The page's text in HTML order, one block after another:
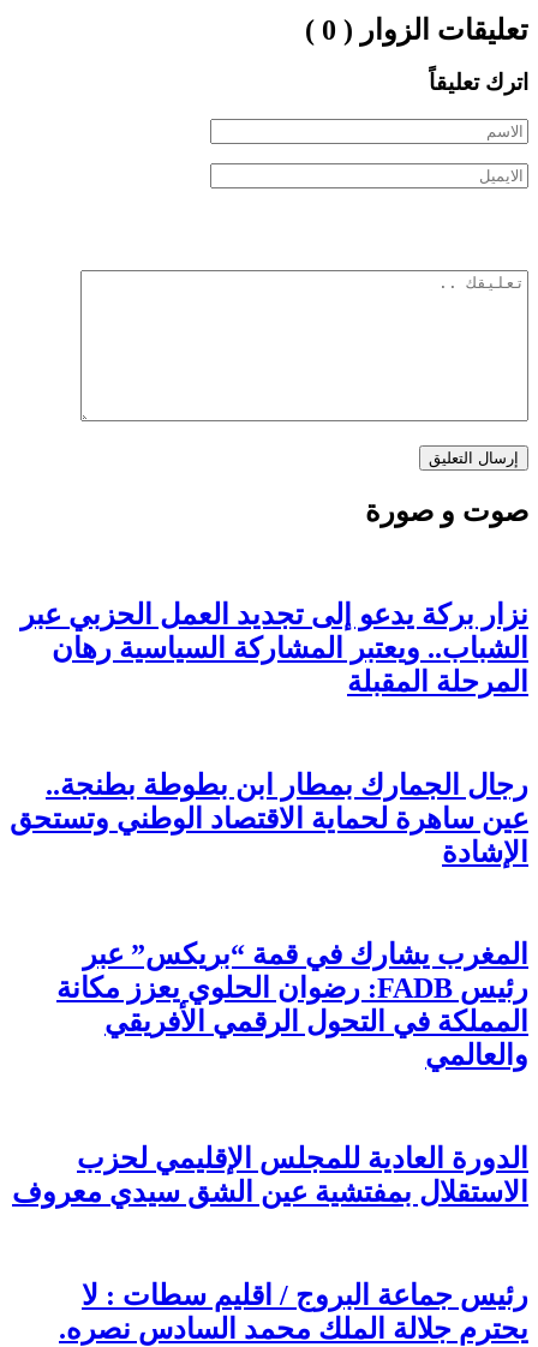
تعليقات الزوار ( 0 )
اترك تعليقاً
صوت و صورة
نزار بركة يدعو إلى تجديد العمل الحزبي عبر
الشباب.. ويعتبر المشاركة السياسية رهان
المرحلة المقبلة
رجال الجمارك بمطار ابن بطوطة بطنجة..
عين ساهرة لحماية الاقتصاد الوطني وتستحق
الإشادة
المغرب يشارك في قمة “بريكس” عبر
رئيس FADB: رضوان الحلوي يعزز مكانة
المملكة في التحول الرقمي الأفريقي
والعالمي
الدورة العادية للمجلس الإقليمي لحزب
الاستقلال بمفتشية عين الشق سيدي معروف
رئيس جماعة البروج / اقليم سطات : لا
يحترم جلالة الملك محمد السادس نصره.